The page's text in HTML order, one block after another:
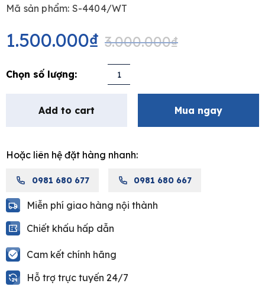
Mã sản phẩm: S-4404/WT
3.000.000₫
Original
price
was:
3.000.000₫.
1.500.000₫
Current
price
is:
1.500.000₫.
-
STAR
4404/WT
quantity
Add to cart Mua ngay
Hoặc liên hệ đặt hàng nhanh:
0981 680 677 0981 680 667
Miễn phí giao hàng nội thành
Chiết khấu hấp dẫn
Cam kết chính hãng
Hỗ trợ trực tuyến 24/7